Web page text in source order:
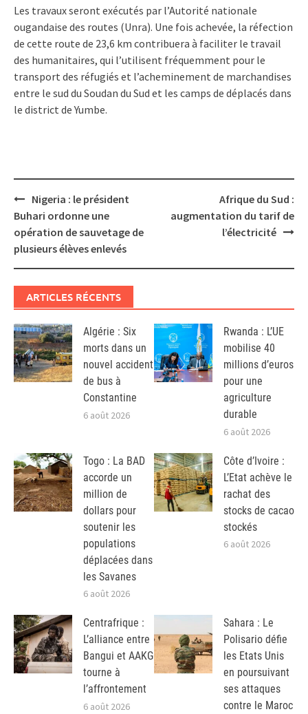
Les travaux seront exécutés par l’Autorité nationale
ougandaise des routes (Unra). Une fois achevée, la réfection
de cette route de 23,6 km contribuera à faciliter le travail
des humanitaires, qui l’utilisent fréquemment pour le
transport des réfugiés et l’acheminement de marchandises
entre le sud du Soudan du Sud et les camps de déplacés dans
le district de Yumbe.
Post
navigation
Nigeria : le président
Buhari ordonne une
opération de sauvetage de
plusieurs élèves enlevés
Afrique du Sud :
augmentation du tarif de
l’électricité
ARTICLES RÉCENTS
Algérie : Six
morts dans un
nouvel accident
de bus à
Constantine
6 août 2026
Rwanda : L’UE
mobilise 40
millions d’euros
pour une
agriculture
durable
6 août 2026
Togo : La BAD
accorde un
million de
dollars pour
soutenir les
populations
déplacées dans
les Savanes
6 août 2026
Côte d’Ivoire :
L’Etat achève le
rachat des
stocks de cacao
stockés
6 août 2026
Centrafrique :
L’alliance entre
Bangui et AAKG
tourne à
l’affrontement
6 août 2026
Sahara : Le
Polisario défie
les Etats Unis
en poursuivant
ses attaques
contre le Maroc